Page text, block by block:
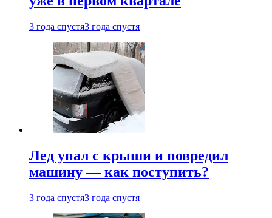
3 года спустя3 года спустя
Лед упал с крыши и повредил
машину — как поступить?
3 года спустя3 года спустя